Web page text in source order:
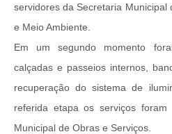
servidores da Secretaria Municipal
e Meio Ambiente.
Em um segundo momento
calçadas e passeios internos,
recuperação do sistema de
referida etapa os serviços foram
Municipal de Obras e Serviços.